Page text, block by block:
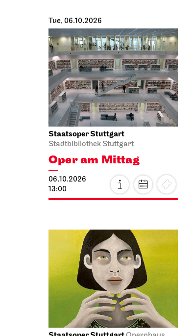
Tue, 06.10.2026
Staatsoper Stuttgart
Stadtbibliothek Stuttgart
Oper am Mittag
06.10.2026
13:00